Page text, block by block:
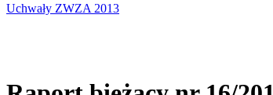
Uchwały ZWZA 2013